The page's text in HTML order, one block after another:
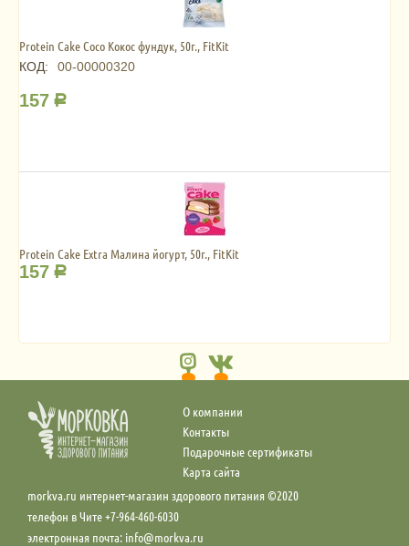
Protein Cake Coco Кокос фундук, 50г., FitKit
КОД: 00-00000320
157 Р
Protein Cake Extra Малина йогурт, 50г., FitKit
157 Р
О компании
Контакты
Подарочные сертификаты
Карта сайта
morkva.ru интернет-магазин здорового питания ©2020
телефон в Чите +7-964-460-6030
электронная почта: info@morkva.ru